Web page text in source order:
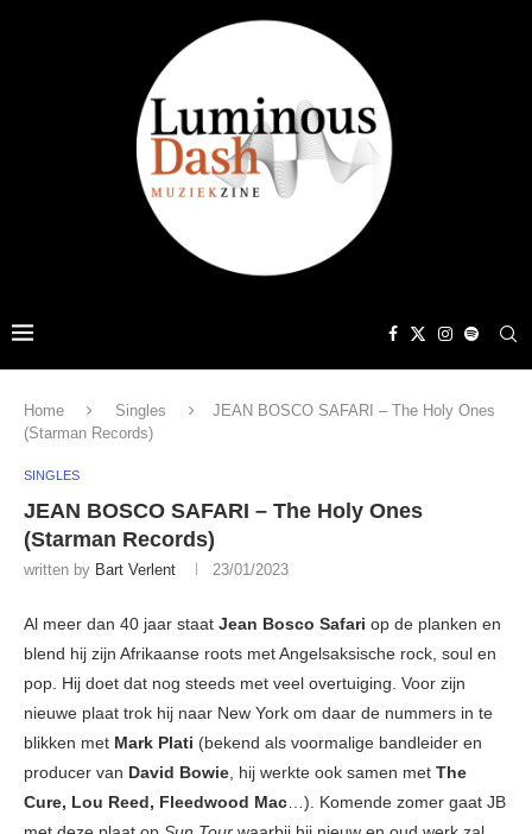
Home Singles
JEAN BOSCO SAFARI – The Holy Ones
(Starman Records)
SINGLES
JEAN BOSCO SAFARI – The Holy Ones
(Starman Records)
written by Bart Verlent 23/01/2023
Al meer dan 40 jaar staat Jean Bosco Safari op de planken en
blend hij zijn Afrikaanse roots met Angelsaksische rock, soul en
pop. Hij doet dat nog steeds met veel overtuiging. Voor zijn
nieuwe plaat trok hij naar New York om daar de nummers in te
blikken met Mark Plati (bekend als voormalige bandleider en
producer van David Bowie, hij werkte ook samen met The
Cure, Lou Reed, Fleedwood Mac…). Komende zomer gaat JB